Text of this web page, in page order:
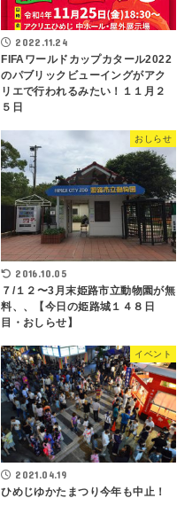
2022.11.24
FIFAワールドカップカタール2022
のパブリックビューイングがアク
リエで行われるみたい！１１月２
５日
おしらせ
2016.10.05
７/１２〜3月末姫路市立動物園が無
料、、【今日の姫路城１４８日
目・おしらせ】
イベント
2021.04.19
ひめじゆかたまつり今年も中止！